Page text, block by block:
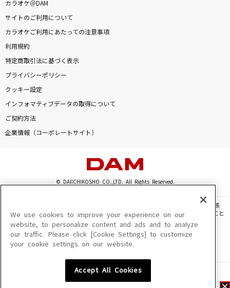
カラオケ＠DAM
サイトのご利用について
カラオケご利用にあたっての注意事項
利用規約
特定商取引法に基づく表示
プライバシーポリシー
クッキー設定
インフォマティブデータの取得について
ご契約方法
企業情報（コーポレートサイト）
© DAIICHIKOSHO CO.,LTD. All Rights Reserved.
このサイトに掲載されている一切の文章・画像・写真・動画・音声等を、手段や形態
を問わず、著作権法の定める範囲を超えて無断で複製、転載、ファイル化などすること
を禁じます。
楽曲及びコンテンツは、機種によりご利用いただけない場合があります。
楽曲及びコンテンツの配信日、配信内容が変更になる場合があります。
We use cookies to improve your experience on our
website, to personalize content and ads and to analyze
our traffic. Please click [Cookie Settings] to customize
your cookie settings on our website.
Accept All Cookies